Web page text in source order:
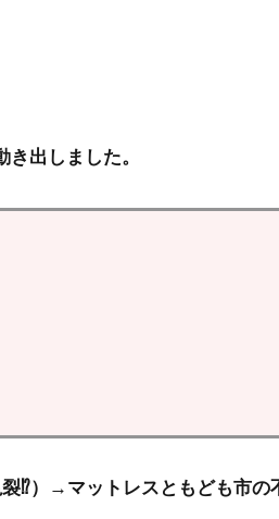
出しました。
裂⁉）→ マットレスともども市の